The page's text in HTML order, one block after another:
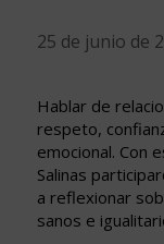
25 de junio de
Hablar de
respeto,
emocional. Con
Salinas
a reflexionar
sanos e